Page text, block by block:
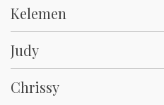
Kelemen
Judy
Chrissy